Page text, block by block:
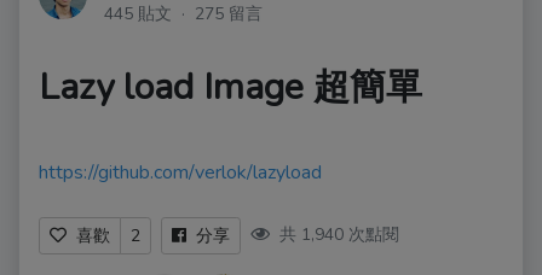
445 貼文 · 275 留言
Lazy load Image 超簡單
https://github.com/verlok/lazyload
喜歡 2 分享 共 1,940 次點閱